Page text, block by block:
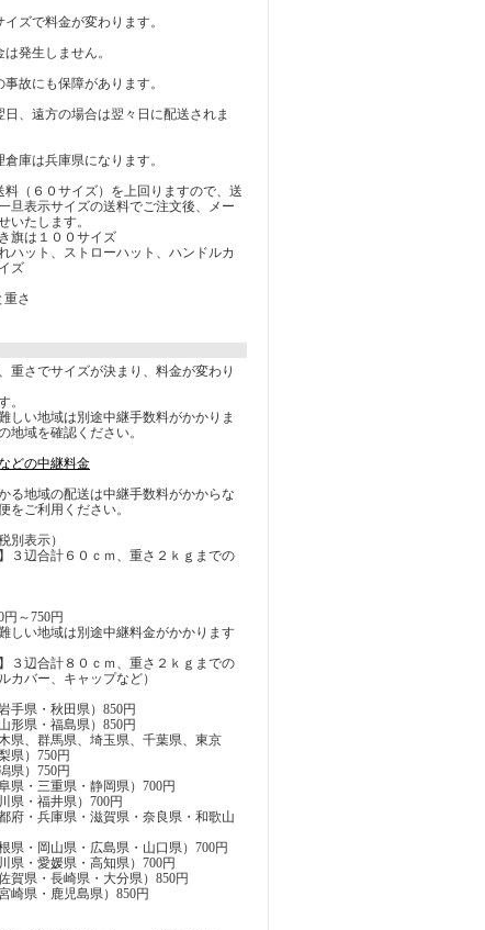
ズで料金が変わります。
発生しません。
故にも保障があります。
、遠方の場合は翌々日に配送されま
庫は兵庫県になります。
料（６０サイズ）を上回りますので、送
旦表示サイズの送料でご注文後、メー
いたします。
旗は１００サイズ
ハット、ストローハット、ハンドルカ
ズ
重さ
重さでサイズが決まり、料金が変わり
。
しい地域は別途中継手数料がかかりま
地域を確認ください。
どの中継料金
る地域の配送は中継手数料がかからな
をご利用ください。
表示）
３辺合計６０ｃｍ、重さ２ｋｇまでの
～750円
しい地域は別途中継料金がかかります
３辺合計８０ｃｍ、重さ２ｋｇまでの
カバー、キャップなど）
手県・秋田県）850円
形県・福島県）850円
県、群馬県、埼玉県、千葉県、東京
県）750円
県）750円
県・三重県・静岡県）700円
県・福井県）700円
府・兵庫県・滋賀県・奈良県・和歌山
県・岡山県・広島県・山口県）700円
県・愛媛県・高知県）700円
賀県・長崎県・大分県）850円
崎県・鹿児島県）850円